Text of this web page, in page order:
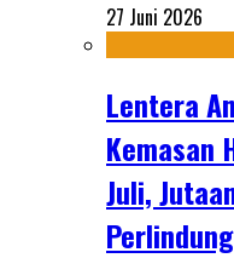
27 Juni 2026
Lentera
Kemasan
Juli,